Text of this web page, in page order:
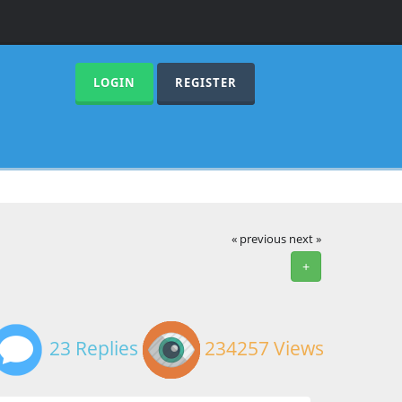
LOGIN REGISTER
« previous next »
+
23 Replies 234257 Views